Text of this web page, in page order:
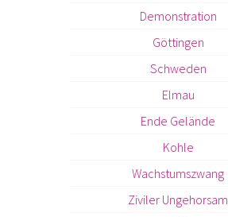
Demonstration
Göttingen
Schweden
Elmau
Ende Gelände
Kohle
Wachstumszwang
Ziviler Ungehorsam